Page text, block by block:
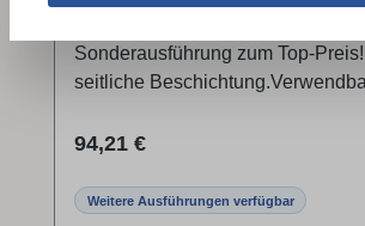
Sonderausführung zum Top-
seitliche
und FunkenbildungKaum
Form – kein Abziehen / Abrichten
Regulärer Preis:
94,21 €
Weitere Ausführungen verfügbar